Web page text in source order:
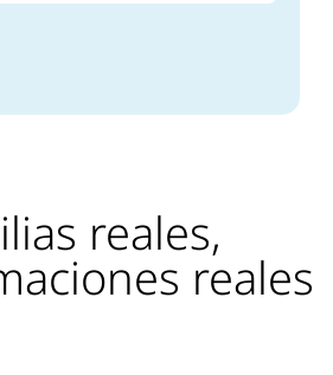
reales,
reales